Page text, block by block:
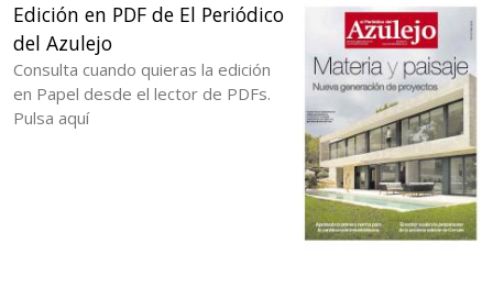
Edición en PDF de El Periódico
del Azulejo
Consulta cuando quieras la edición
en Papel desde el lector de PDFs.
Pulsa aquí